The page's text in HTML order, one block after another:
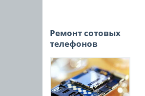
Ремонт сотовых
телефонов